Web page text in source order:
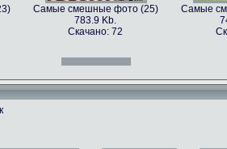
996.47 Kb.
Скачано: 71
Самые смешные фото (25)
783.9 Kb.
Скачано: 72
Самые